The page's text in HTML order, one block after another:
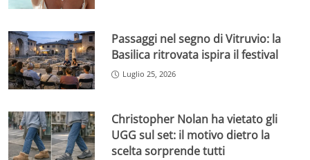
Passaggi nel segno di Vitruvio: la
Basilica ritrovata ispira il festival
Luglio 25, 2026
Christopher Nolan ha vietato gli
UGG sul set: il motivo dietro la
scelta sorprende tutti